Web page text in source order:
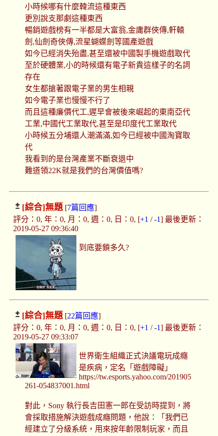
小時候哪有什麼韓流這種東西
更別說支那劇這種東西
暢銷遊戲榜有一半都是大富翁,金庸群俠傳,軒轅
劍,仙劍奇俠傳,流星蝴蝶劍等國產遊戲
如今已經消失殆盡,甚至還被中國製手機遊戲取代
至於硬體業,小的時候還有電子新貴這樣子的名詞
存在
女生都搶著跟電子業的男生相親
如今電子業也慢慢不行了
而且這種廉價代工,遲早會被後來崛起的東南亞代
工業,中國代工業取代,甚至是印度代工業取代
小時候五分埔還人潮滿滿,如今已經被中國淘寶取
代
我看到的是台灣產業不斷衰退中
難道領22K就是我們的台灣價值嗎?
[綜合]無題[7篇回應]
評分：0, 年：0, 月：0, 週：0, 日：0, [+1 /-1] 最後更新：
2019-05-27 09:36:40
到底要鎖多久?
[綜合]無題[22篇回應]
評分：0, 年：0, 月：0, 週：0, 日：0, [+1 /-1] 最後更新：
2019-05-27 09:33:07
世界衛生組織正式決議電玩成癮
是疾病，定名「遊戲障礙」
https://tw.esports.yahoo.com/201905
261-054837001.html
對此，Sony 執行長吉田憲一郎在受訪時提到，將
會採取措施解決遊戲成癮問題，他說：「我們已
經建立了分級系統，用來按年齡限制玩家，而且